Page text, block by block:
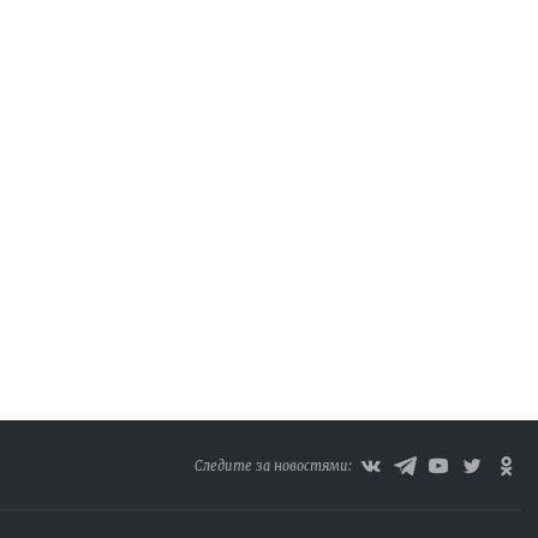
Следите за новостями: